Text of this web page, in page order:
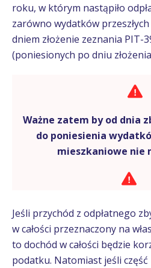
roku, w którym nastąpiło
zarówno wydatków
dniem złożenie zeznania PIT-
(poniesionych po dniu
Ważne zatem by od dnia
do poniesienia
mieszkaniowe nie
Jeśli przychód z odpłatnego
w całości przeznaczony na
to dochód w całości będzie
podatku. Natomiast jeśli